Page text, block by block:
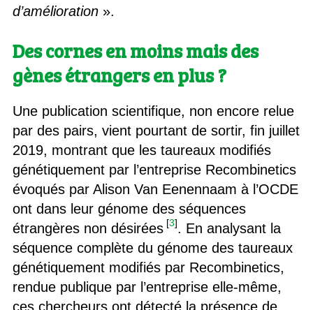
d’amélioration».
Des cornes en moins mais des
gènes étrangers en plus ?
Une publication scientifique, non encore relue
par des pairs, vient pourtant de sortir, fin juillet
2019, montrant que les taureaux modifiés
génétiquement par l’entreprise Recombinetics
évoqués par Alison Van Eenennaam à l’OCDE
ont dans leur génome des séquences
étrangères non désirées [3]. En analysant la
séquence complète du génome des taureaux
génétiquement modifiés par Recombinetics,
rendue publique par l’entreprise elle-même,
ces chercheurs ont détecté la présence de